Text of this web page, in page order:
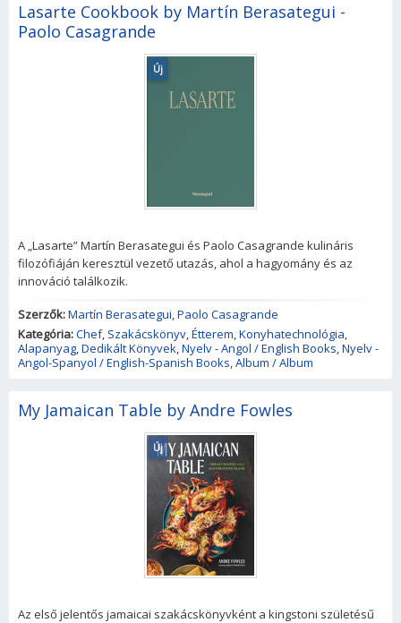
Lasarte Cookbook by Martín Berasategui -
Paolo Casagrande
Új
A „Lasarte” Martín Berasategui és Paolo Casagrande kulináris
filozófiáján keresztül vezető utazás, ahol a hagyomány és az
innováció találkozik.
Szerzők:Martín Berasategui,Paolo Casagrande
Kategória:Chef, Szakácskönyv,Étterem,Konyhatechnológia,
Alapanyag,Dedikált Könyvek,Nyelv - Angol / English Books,Nyelv -
Angol-Spanyol / English-Spanish Books,Album / Album
My Jamaican Table by Andre Fowles
Új
Az első jelentős jamaicai szakácskönyvként a kingstoni születésű